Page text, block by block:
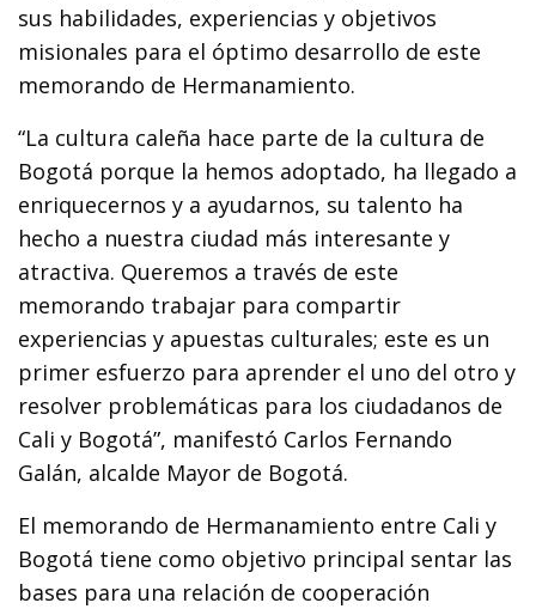
sus habilidades, experiencias y objetivos
misionales para el óptimo desarrollo de este
memorando de Hermanamiento.
“La cultura caleña hace parte de la cultura de
Bogotá porque la hemos adoptado, ha llegado a
enriquecernos y a ayudarnos, su talento ha
hecho a nuestra ciudad más interesante y
atractiva. Queremos a través de este
memorando trabajar para compartir
experiencias y apuestas culturales; este es un
primer esfuerzo para aprender el uno del otro y
resolver problemáticas para los ciudadanos de
Cali y Bogotá”, manifestó Carlos Fernando
Galán, alcalde Mayor de Bogotá.
El memorando de Hermanamiento entre Cali y
Bogotá tiene como objetivo principal sentar las
bases para una relación de cooperación